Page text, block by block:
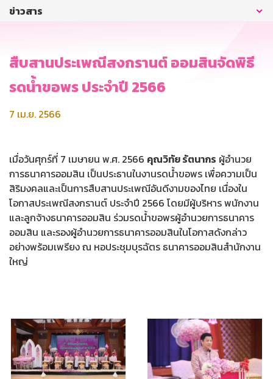
ข่าวสาร
สืบสานประเพณีสงกรานต์ ออมสินจัดพิธี
รดน้ำขอพร ประจำปี 2566
7 เม.ย. 2566
เมื่อวันศุกร์ที่ 7 เมษายน พ.ศ. 2566 คุณวิทัย รัตนากร ผู้อำนวย
การธนาคารออมสิน เป็นประธานในงานรดน้ำขอพร เพื่อความเป็น
สิริมงคลและเป็นการสืบสานประเพณีอันดีงามของไทย เนื่องใน
โอกาสประเพณีสงกรานต์ ประจำปี 2566 โดยมีผู้บริหาร พนักงาน
และลูกจ้างธนาคารออมสิน ร่วมรดน้ำขอพรผู้อำนวยการธนาคาร
ออมสิน และรองผู้อำนวยการธนาคารออมสินในโอกาสดังกล่าว
อย่างพร้อมเพรียง ณ หอประชุมบุรฉัตร ธนาคารออมสินสำนักงาน
ใหญ่